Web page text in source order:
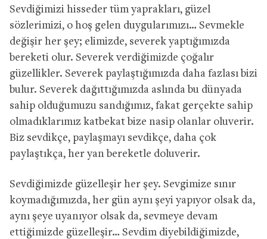
Sevdiğimizi hisseder tüm yaprakları, güzel
sözlerimizi, o hoş gelen duygularımızı… Sevmekle
değişir her şey; elimizde, severek yaptığımızda
bereketi olur. Severek verdiğimizde çoğalır
güzellikler. Severek paylaştığımızda daha fazlası bizi
bulur. Severek dağıttığımızda aslında bu dünyada
sahip olduğumuzu sandığımız, fakat gerçekte sahip
olmadıklarımız katbekat bize nasip olanlar oluverir.
Biz sevdikçe, paylaşmayı sevdikçe, daha çok
paylaştıkça, her yan bereketle doluverir.
Sevdiğimizde güzelleşir her şey. Sevgimize sınır
koymadığımızda, her gün aynı şeyi yapıyor olsak da,
aynı şeye uyanıyor olsak da, sevmeye devam
ettiğimizde güzelleşir… Sevdim diyebildiğimizde,